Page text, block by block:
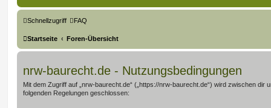
Schnellzugriff FAQ
Startseite Foren-Übersicht
nrw-baurecht.de - Nutzungsbedingungen
Mit dem Zugriff auf „nrw-baurecht.de“ („https://nrw-baurecht.de“) wird zwischen dir
folgenden Regelungen geschlossen: